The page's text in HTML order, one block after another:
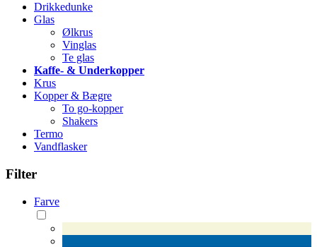
Drikkedunke
Glas
Ølkrus
Vinglas
Te glas
Kaffe- & Underkopper
Krus
Kopper & Bægre
To go-kopper
Shakers
Termo
Vandflasker
Filter
Farve